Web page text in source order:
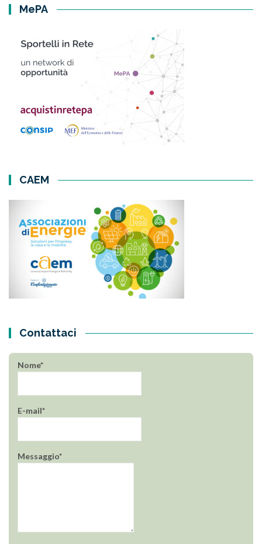
MePA
CAEM
Contattaci
Nome*
E-mail*
Messaggio*